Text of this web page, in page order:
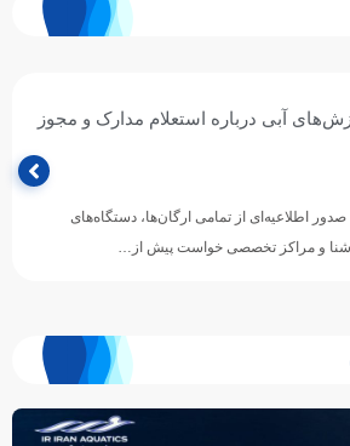
آبی درباره استعلام مدارک و مجوز
اطلاعیه‌ای از تمامی ارگان‌ها، دستگاه‌های
شنا و مراکز تخصصی خواست پیش از…